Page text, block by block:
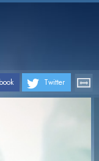
Twitter